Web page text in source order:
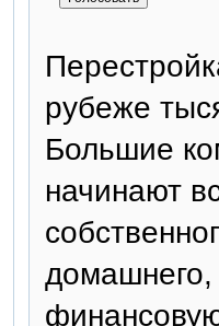
рубеже
Большие
начинают
домашнего,